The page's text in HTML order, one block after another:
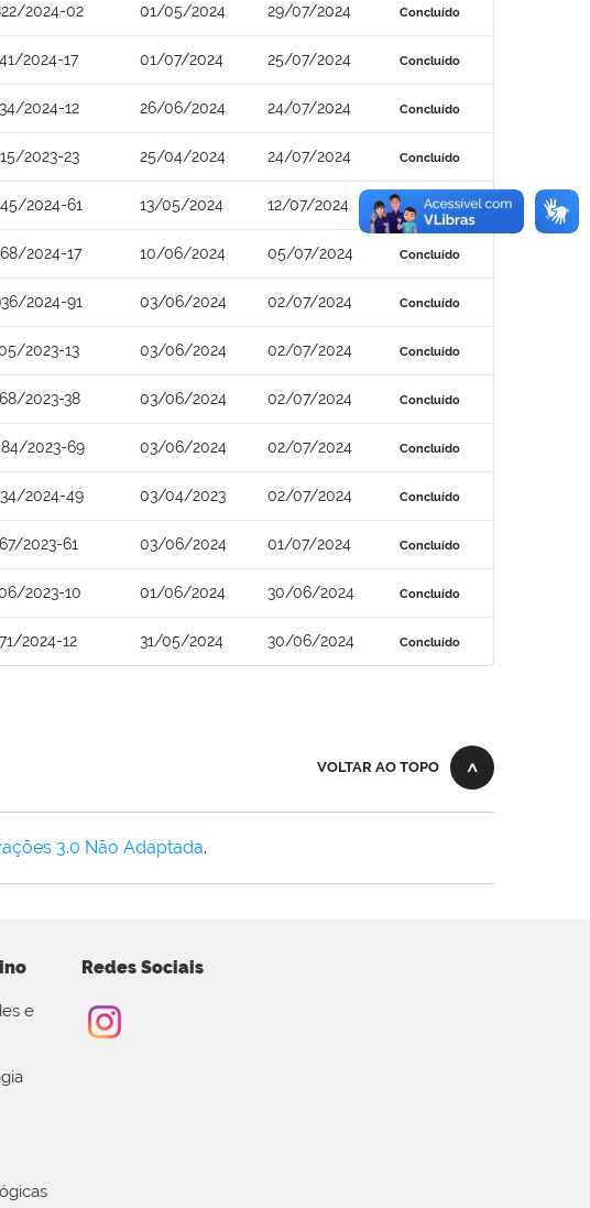
2024-02 01/05/2024 29/07/2024 Concluído
2024-17 01/07/2024 25/07/2024 Concluído
2024-12 26/06/2024 24/07/2024 Concluído
2023-23 25/04/2024 24/07/2024 Concluído
2024-61 13/05/2024 12/07/2024 Concluído
2024-17 10/06/2024 05/07/2024 Concluído
2024-91 03/06/2024 02/07/2024 Concluído
2023-13 03/06/2024 02/07/2024 Concluído
2023-38 03/06/2024 02/07/2024 Concluído
2023-69 03/06/2024 02/07/2024 Concluído
2024-49 03/04/2023 02/07/2024 Concluído
2023-61 03/06/2024 01/07/2024 Concluído
2023-10 01/06/2024 30/06/2024 Concluído
2024-12 31/05/2024 30/06/2024 Concluído
VOLTAR AO TOPO
3.0 Não Adaptada.
e
Redes Sociais